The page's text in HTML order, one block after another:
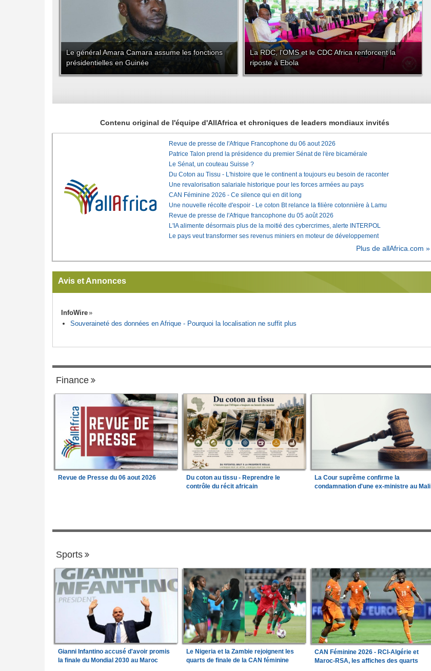
Le général Amara Camara assume les fonctions
présidentielles en Guinée
La RDC, l'OMS et le CDC Africa renforcent la
riposte à Ebola
Contenu original de l'équipe d'AllAfrica et chroniques de leaders mondiaux invités
Revue de presse de l'Afrique Francophone du 06 aout 2026
Patrice Talon prend la présidence du premier Sénat de l'ère bicamérale
Le Sénat, un couteau Suisse ?
Du Coton au Tissu - L'histoire que le continent a toujours eu besoin de raconter
Une revalorisation salariale historique pour les forces armées au pays
CAN Féminine 2026 - Ce silence qui en dit long
Une nouvelle récolte d'espoir - Le coton Bt relance la filière cotonnière à Lamu
Revue de presse de l'Afrique francophone du 05 août 2026
L'IA alimente désormais plus de la moitié des cybercrimes, alerte INTERPOL
Le pays veut transformer ses revenus miniers en moteur de développement
Plus de allAfrica.com »
Avis et Annonces
InfoWire
Souveraineté des données en Afrique - Pourquoi la localisation ne suffit plus
Finance
Revue de Presse du 06 aout 2026
Du coton au tissu - Reprendre le
contrôle du récit africain
La Cour suprême confirme la
condamnation d'une ex-ministre au Mali
Sports
Gianni Infantino accusé d'avoir promis
la finale du Mondial 2030 au Maroc
Le Nigeria et la Zambie rejoignent les
quarts de finale de la CAN féminine
CAN Féminine 2026 - RCI-Algérie et
Maroc-RSA, les affiches des quarts